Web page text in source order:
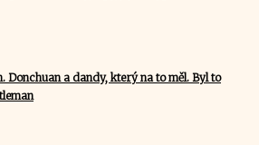
Donchuan a dandy, který na to měl. Byl to